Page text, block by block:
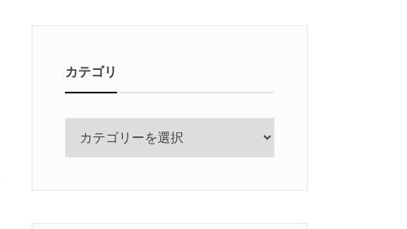
カテゴリ
リ